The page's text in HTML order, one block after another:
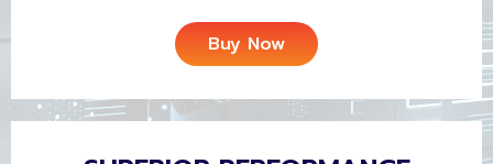
Buy Now